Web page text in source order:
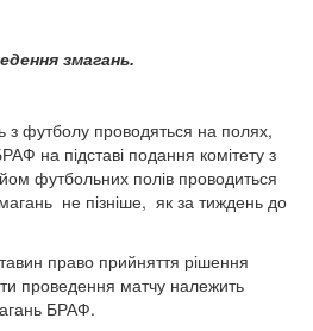
змагань.
з футболу проводяться на полях,
на підставі подання комітету з
футбольних полів проводиться
не пізніше, як за тиждень до
право прийняття рішення
проведення матчу належить
БРАФ.